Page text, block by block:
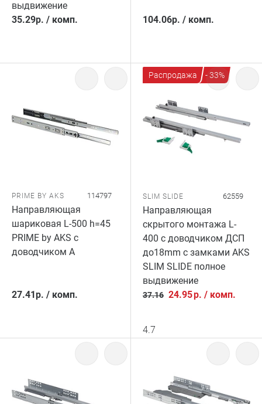
выдвижение
35.29р. / комп. 104.06р. / комп.
PRIME BY AKS 114797
Направляющая
шариковая L-500 h=45
PRIME by AKS с
доводчиком A
27.41р. / комп.
Распродажа - 33%
SLIM SLIDE 62559
Направляющая
скрытого монтажа L-
400 с доводчиком ДСП
до18mm с замками AKS
SLIM SLIDE полное
выдвижение
37.16 24.95р. / комп.
4.7